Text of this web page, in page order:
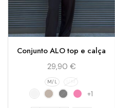
Conjunto ALO top e calça
29,90 €
M/L S/M
+1